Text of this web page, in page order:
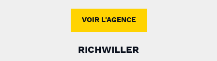
VOIR L'AGENCE
RICHWILLER